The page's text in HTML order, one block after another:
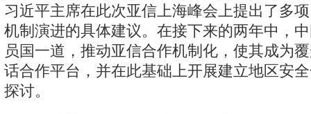
习近平主席在此次亚信上海峰会上提出了多
机制演进的具体建议。在接下来的两年中，
员国一道，推动亚信合作机制化，使其成为
话合作平台，并在此基础上开展建立地区安
探讨。